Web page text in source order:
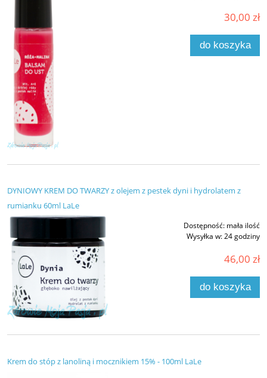
30,00 zł
do koszyka
DYNIOWY KREM DO TWARZY z olejem z pestek dyni i hydrolatem z
rumianku 60ml LaLe
Dostępność: mała ilość
Wysyłka w:24 godziny
46,00 zł
do koszyka
Krem do stóp z lanoliną i mocznikiem 15% - 100ml LaLe